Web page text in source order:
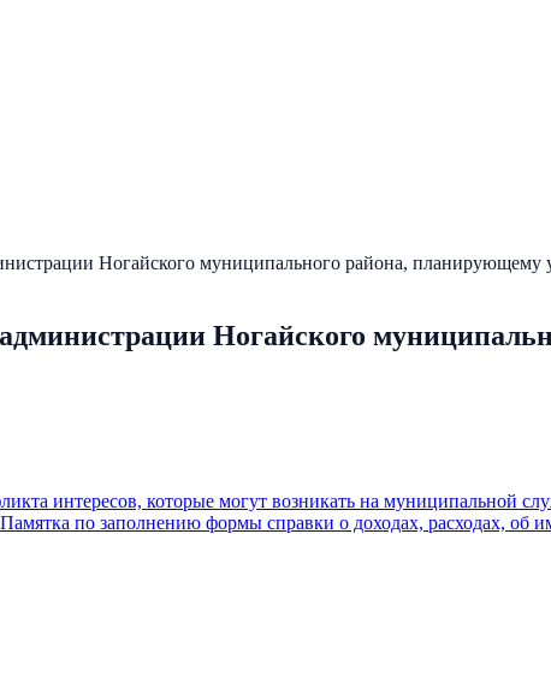
Ногайского муниципального района, планирующему
Ногайского
интересов, которые могут возникать на муниципальной
Памятка по заполнению формы справки о доходах, расходах, об